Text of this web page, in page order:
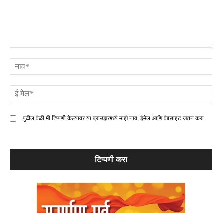
पुढील वेळी मी टिप्पणी केल्यावर या ब्राउझरमध्ये माझे नाव, ईमेल आणि वेबसाइट जतन करा.